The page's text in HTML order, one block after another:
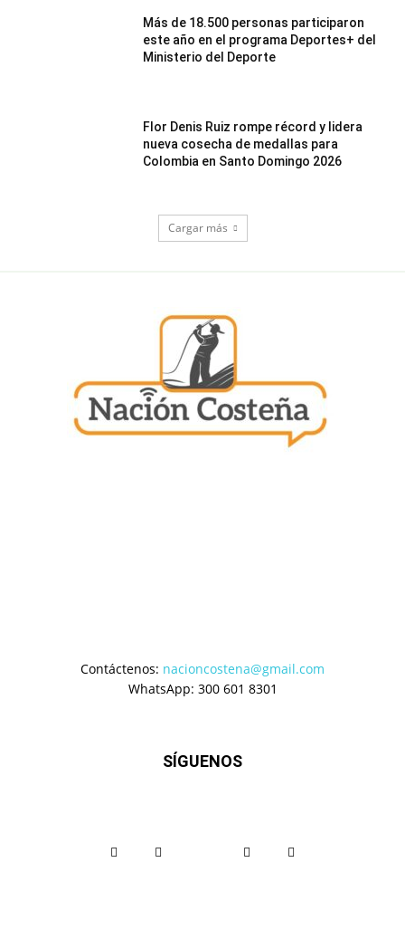
Más de 18.500 personas participaron
este año en el programa Deportes+ del
Ministerio del Deporte
Flor Denis Ruiz rompe récord y lidera
nueva cosecha de medallas para
Colombia en Santo Domingo 2026
Cargar más
Contáctenos: nacioncostena@gmail.com
WhatsApp: 300 601 8301
SÍGUENOS